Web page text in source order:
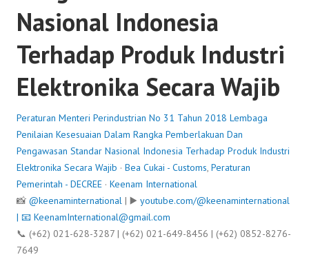
Nasional Indonesia
Terhadap Produk Industri
Elektronika Secara Wajib
Peraturan Menteri Perindustrian No 31 Tahun 2018 Lembaga
Penilaian Kesesuaian Dalam Rangka Pemberlakuan Dan
Pengawasan Standar Nasional Indonesia Terhadap Produk Industri
Elektronika Secara Wajib · Bea Cukai - Customs, Peraturan
Pemerintah - DECREE · Keenam International
📸 @keenaminternational | ▶️ youtube.com/@keenaminternational
| 📧 KeenamInternational@gmail.com
📞 (+62) 021-628-3287 | (+62) 021-649-8456 | (+62) 0852-8276-
7649